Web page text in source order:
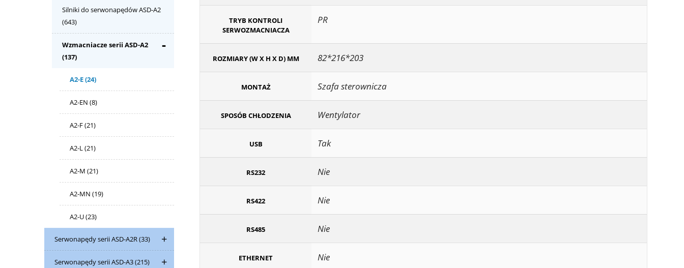
Silniki do serwonapędów ASD-A2
(643)
Wzmacniacze serii ASD-A2
(137)
A2-E(24)
A2-EN (8)
A2-F(21)
A2-L(21)
A2-M (21)
A2-MN (19)
A2-U(23)
Serwonapędy serii ASD-A2R(33)
Serwonapędy serii ASD-A3(215)
TRYB KONTROLI
SERWOZMACNIACZA
PR
ROZMIARY (W X H X D) MM 82*216*203
MONTAŻ Szafa sterownicza
SPOSÓB CHŁODZENIA Wentylator
USB Tak
RS232 Nie
RS422 Nie
RS485 Nie
ETHERNET Nie